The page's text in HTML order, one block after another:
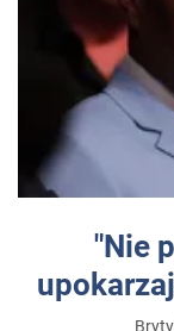
"Nie